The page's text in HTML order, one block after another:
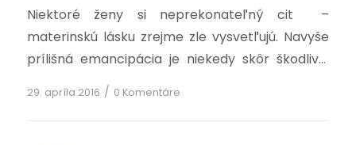
Niektoré ženy si neprekonateľný cit –
materinskú lásku zrejme zle vysvetľujú. Navyše
prílišná emancipácia je niekedy skôr škodlivá.
Poslankyňa NR SR Simona Petrík bola šokovaná
z toho, že ju nepustili do pléna s 5-mesačnou
29. apríla 2016 / 0 Komentáre